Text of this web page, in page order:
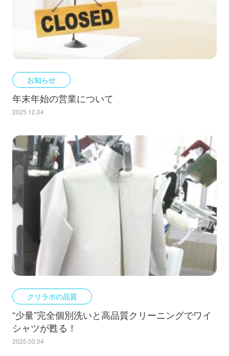
お知らせ
年末年始の営業について
2025.12.04
クリラボの品質
“少量”完全個別洗いと高品質クリーニングでワイ
シャツが甦る！
2025.03.04